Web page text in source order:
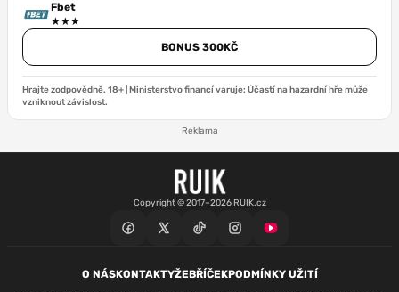
Fbet
BONUS 300KČ
Hrajte zodpovědně. 18+ | Ministerstvo financí varuje: Účastí na hazardní hře může
vzniknout závislost.
Reklama
Copyright © 2017–2026 RUIK.cz
O NÁSKONTAKTYŽEBŘÍČEKPODMÍNKY UŽITÍ